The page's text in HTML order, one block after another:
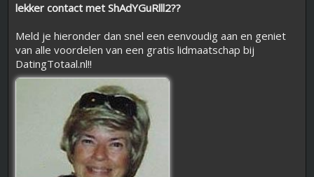
lekker contact met ShAdYGuRlll2??
Meld je hieronder dan snel een eenvoudig aan en geniet
van alle voordelen van een gratis lidmaatschap bij
DatingTotaal.nl!!